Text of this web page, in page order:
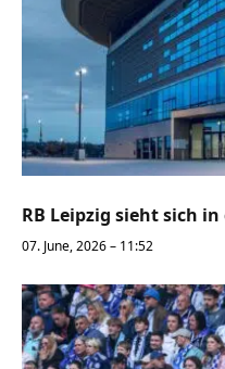
RB Leipzig sieht sich
07. June, 2026 – 11:52